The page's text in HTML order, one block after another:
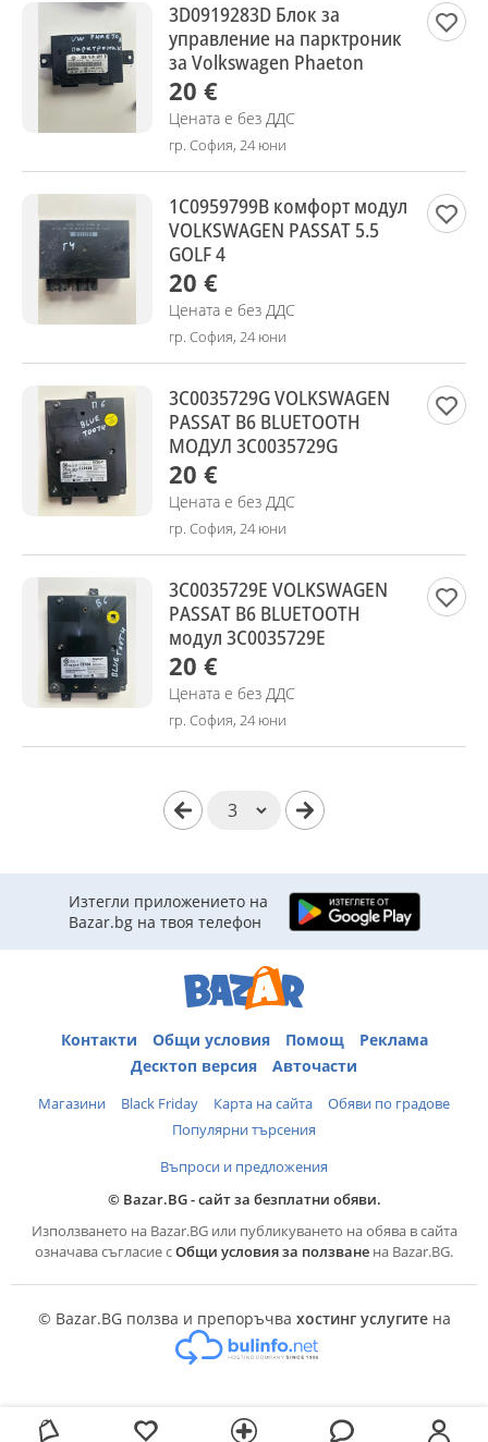
3D0919283D Блок за
управление на парктроник
за Volkswagen Phaeton
20 €
Цената е без ДДС
гр. София, 24 юни
1C0959799B комфорт модул
VOLKSWAGEN PASSAT 5.5
GOLF 4
20 €
Цената е без ДДС
гр. София, 24 юни
3C0035729G VOLKSWAGEN
PASSAT B6 BLUETOOTH
МОДУЛ 3C0035729G
20 €
Цената е без ДДС
гр. София, 24 юни
3C0035729E VOLKSWAGEN
PASSAT B6 BLUETOOTH
модул 3C0035729E
20 €
Цената е без ДДС
гр. София, 24 юни
Изтегли приложението на
Bazar.bg на твоя телефон
Контакти Общи условия Помощ
Реклама
Десктоп версия
Авточасти
Магазини Black Friday Карта на сайта
Обяви по градове
Популярни търсения
Въпроси и предложения
© Bazar.BG - сайт за безплатни обяви.
Използването на Bazar.BG или публикуването на обява в сайта
означава съгласие сОбщи условия за ползване на Bazar.BG.
© Bazar.BG ползва и препоръчва хостинг услугитена